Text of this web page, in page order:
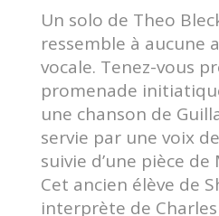
Un solo de Theo
ressemble à aucune
vocale. Tenez-vous
promenade
une chanson de
servie par une voix
suivie d’une pièce
Cet ancien élève de
interprète de